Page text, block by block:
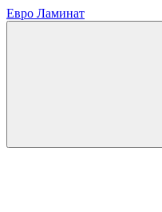
Евро Ламинат